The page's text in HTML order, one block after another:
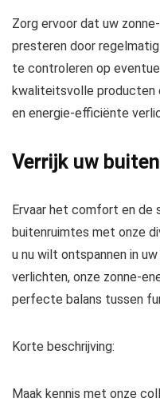
Zorg ervoor dat uw
presteren door
te controleren op
kwaliteitsvolle producten
en energie-efficiënte
Verrijk uw
Ervaar het comfort en de
buitenruimtes met onze
u nu wilt ontspannen in
verlichten, onze zonne-
perfecte balans tussen
Korte beschrijving:
Maak kennis met onze